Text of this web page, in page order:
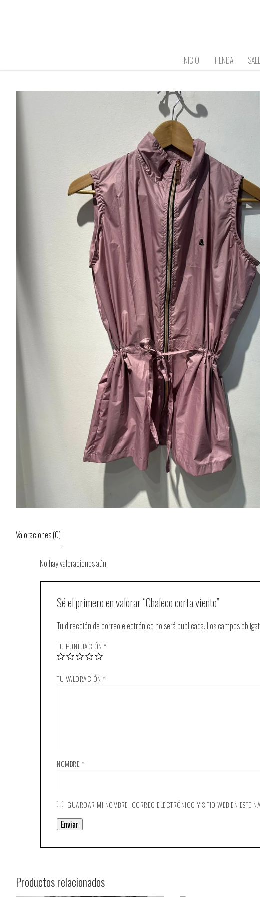
INICIO TIENDA SALE
Valoraciones (0)
No hay valoraciones aún.
Sé el primero en valorar “Chaleco corta viento”
Tu dirección de correo electrónico no será publicada. Los campos
TU PUNTUACIÓN *
TU VALORACIÓN *
NOMBRE *
GUARDAR MI NOMBRE, CORREO ELECTRÓNICO Y SITIO WEB EN ESTE
Productos relacionados